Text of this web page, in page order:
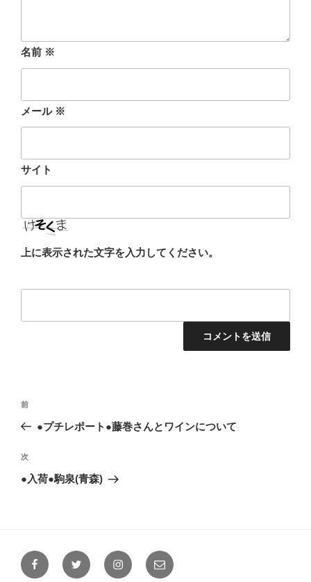
名前 ※
メール ※
サイト
上に表示された文字を入力してください。
投
ビ
ゲ
ン
前
の
稿
前
●プチレポート●藤巻さんとワインについて
次
の
次
●入荷●駒泉(青森)
FacebookTwitter Instagramメ
ー